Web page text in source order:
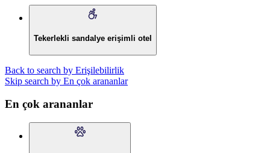
Tekerlekli sandalye erişimli otel
Back to search by Erişilebilirlik
Skip search by En çok arananlar
En çok arananlar